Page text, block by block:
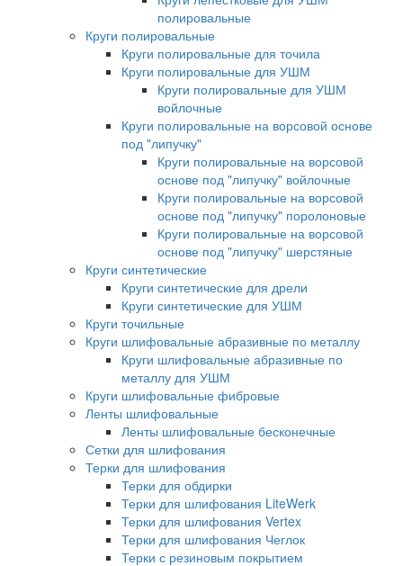
полировальные
Круги полировальные
Круги полировальные для точила
Круги полировальные для УШМ
Круги полировальные для УШМ
войлочные
Круги полировальные на ворсовой основе
под "липучку"
Круги полировальные на ворсовой
основе под "липучку" войлочные
Круги полировальные на ворсовой
основе под "липучку" поролоновые
Круги полировальные на ворсовой
основе под "липучку" шерстяные
Круги синтетические
Круги синтетические для дрели
Круги синтетические для УШМ
Круги точильные
Круги шлифовальные абразивные по металлу
Круги шлифовальные абразивные по
металлу для УШМ
Круги шлифовальные фибровые
Ленты шлифовальные
Ленты шлифовальные бесконечные
Сетки для шлифования
Терки для шлифования
Терки для обдирки
Терки для шлифования LiteWerk
Терки для шлифования Vertex
Терки для шлифования Чеглок
Терки с резиновым покрытием